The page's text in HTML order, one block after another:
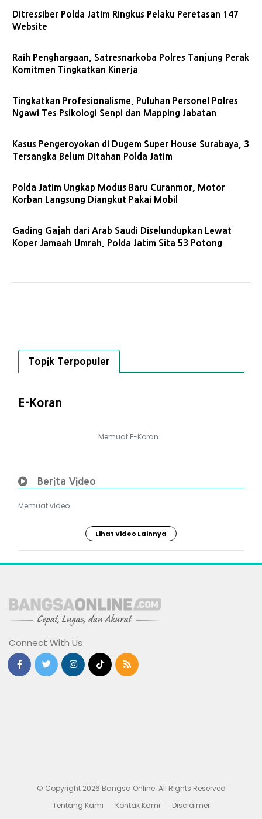
Ditressiber Polda Jatim Ringkus Pelaku Peretasan 147
Website
Raih Penghargaan, Satresnarkoba Polres Tanjung Perak
Komitmen Tingkatkan Kinerja
Tingkatkan Profesionalisme, Puluhan Personel Polres
Ngawi Tes Psikologi Senpi dan Mapping Jabatan
Kasus Pengeroyokan di Dugem Super House Surabaya, 3
Tersangka Belum Ditahan Polda Jatim
Polda Jatim Ungkap Modus Baru Curanmor, Motor
Korban Langsung Diangkut Pakai Mobil
Gading Gajah dari Arab Saudi Diselundupkan Lewat
Koper Jamaah Umrah, Polda Jatim Sita 53 Potong
Topik Terpopuler
E-Koran
Memuat E-Koran...
Berita Video
Memuat video...
Lihat Video Lainnya
Connect With Us
© Copyright 2026 Bangsa Online. All Rights Reserved
Tentang Kami
Kontak Kami Disclaimer